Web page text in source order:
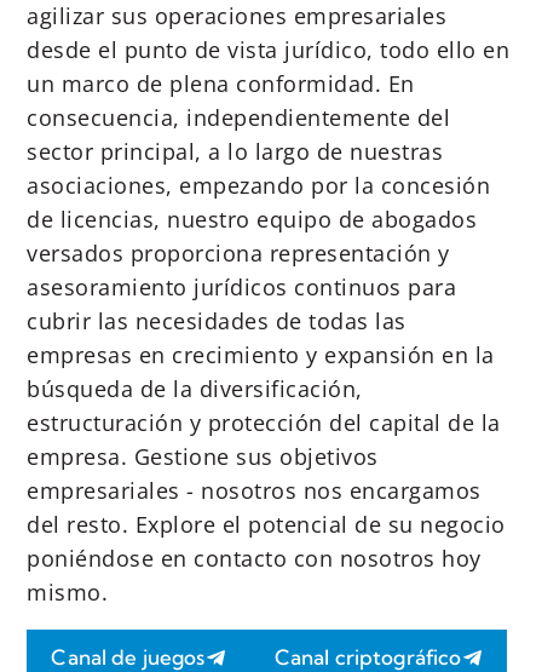
agilizar sus operaciones empresariales
desde el punto de vista jurídico, todo ello en
un marco de plena conformidad. En
consecuencia, independientemente del
sector principal, a lo largo de nuestras
asociaciones, empezando por la concesión
de licencias, nuestro equipo de abogados
versados proporciona representación y
asesoramiento jurídicos continuos para
cubrir las necesidades de todas las
empresas en crecimiento y expansión en la
búsqueda de la diversificación,
estructuración y protección del capital de la
empresa. Gestione sus objetivos
empresariales - nosotros nos encargamos
del resto. Explore el potencial de su negocio
poniéndose en contacto con nosotros hoy
mismo.
Canal de juegos Canal criptográfico